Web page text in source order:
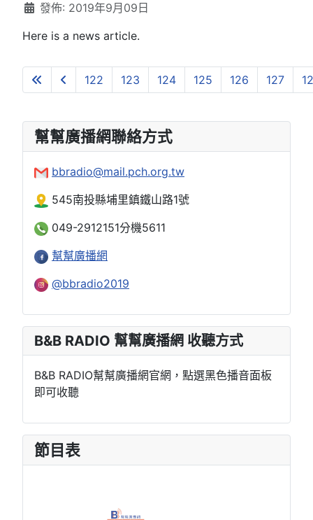
發佈: 2019年9月09日
Here is a news article.
第 131 頁，共 131 頁
122 123 124 125 126 127
幫幫廣播網聯絡方式
bbradio@mail.pch.org.tw
545南投縣埔里鎮鐵山路1號
049-2912151分機5611
幫幫廣播網
@bbradio2019
B&B RADIO 幫幫廣播網 收聽方式
B&B RADIO幫幫廣播網官網，點選黑色播音面板
即可收聽
節目表